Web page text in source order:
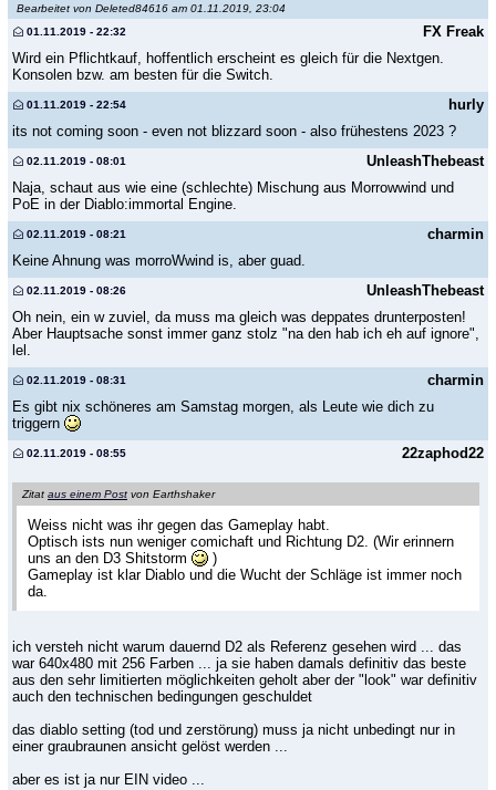
Bearbeitet von Deleted84616 am 01.11.2019, 23:04
FX Freak
01.11.2019 - 22:32
Wird ein Pflichtkauf, hoffentlich erscheint es gleich für die Nextgen.
Konsolen bzw. am besten für die Switch.
hurly
01.11.2019 - 22:54
its not coming soon - even not blizzard soon - also frühestens 2023 ?
UnleashThebeast
02.11.2019 - 08:01
Naja, schaut aus wie eine (schlechte) Mischung aus Morrowwind und
PoE in der Diablo:immortal Engine.
charmin
02.11.2019 - 08:21
Keine Ahnung was morroWwind is, aber guad.
UnleashThebeast
02.11.2019 - 08:26
Oh nein, ein w zuviel, da muss ma gleich was deppates drunterposten!
Aber Hauptsache sonst immer ganz stolz "na den hab ich eh auf ignore",
lel.
charmin
02.11.2019 - 08:31
Es gibt nix schöneres am Samstag morgen, als Leute wie dich zu
triggern
22zaphod22
02.11.2019 - 08:55
Zitat aus einem Post von Earthshaker
Weiss nicht was ihr gegen das Gameplay habt.
Optisch ists nun weniger comichaft und Richtung D2. (Wir erinnern
uns an den D3 Shitstorm
)
Gameplay ist klar Diablo und die Wucht der Schläge ist immer noch
da.
ich versteh nicht warum dauernd D2 als Referenz gesehen wird ... das
war 640x480 mit 256 Farben ... ja sie haben damals definitiv das beste
aus den sehr limitierten möglichkeiten geholt aber der "look" war definitiv
auch den technischen bedingungen geschuldet
das diablo setting (tod und zerstörung) muss ja nicht unbedingt nur in
einer graubraunen ansicht gelöst werden ...
aber es ist ja nur EIN video ...